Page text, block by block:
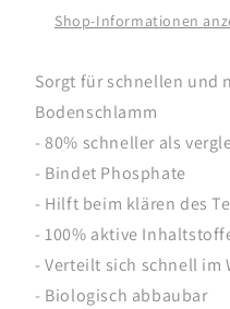
Shop-Informationen
Sorgt für schnellen und
Bodenschlamm
- 80% schneller als
- Bindet Phosphate
- Hilft beim klären des
- 100% aktive
- Verteilt sich schnell im
- Biologisch abbaubar